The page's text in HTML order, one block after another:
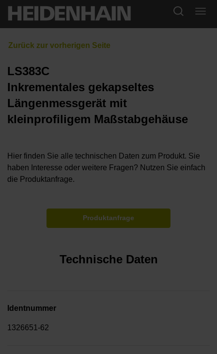
LS383C
Inkrementales gekapseltes
Längenmessgerät mit
kleinprofiligem Maßstabgehäuse
Hier finden Sie alle technischen Daten zum Produkt. Sie
haben Interesse oder weitere Fragen? Nutzen Sie einfach
die Produktanfrage.
Produktanfrage
Technische Daten
Identnummer
1326651-62